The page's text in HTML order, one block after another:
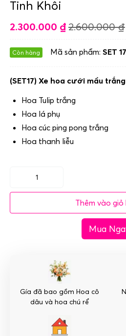
Tinh Khôi
2.300.000 ₫ 2.600.000₫
Còn hàng Mã sản phẩm: SET 17
(SET17) Xe hoa cưới mầu
Hoa Tulip trắng
Hoa lá phụ
Hoa cúc ping pong trắng
Hoa thanh liễu
(SET17)
Xe
Tinh
Khôi
số
lượng
Thêm vào giỏ
Mua
Gía đã bao gồm Hoa cô
dâu và hoa chú rể